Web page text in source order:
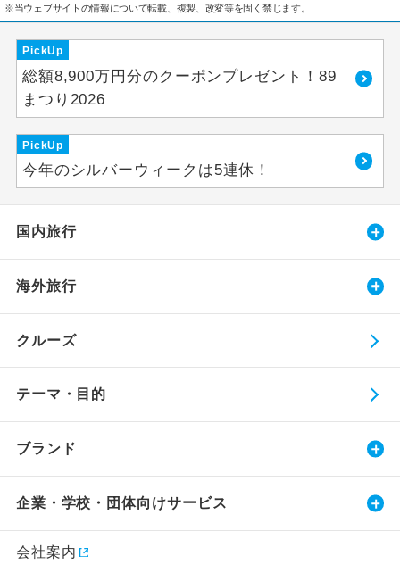
※当ウェブサイトの情報について転載、複製、改変等を固く禁じます。
PickUp
総額8,900万円分のクーポンプレゼント！89
まつり2026
PickUp
今年のシルバーウィークは5連休！
国内旅行
海外旅行
クルーズ
テーマ・目的
ブランド
企業・学校・団体向けサービス
会社案内